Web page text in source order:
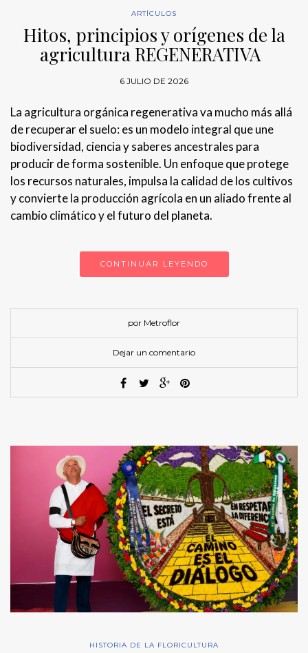
ARTÍCULOS
Hitos, principios y orígenes de la
agricultura REGENERATIVA
6 JULIO DE 2026
La agricultura orgánica regenerativa va mucho más allá
de recuperar el suelo: es un modelo integral que une
biodiversidad, ciencia y saberes ancestrales para
producir de forma sostenible. Un enfoque que protege
los recursos naturales, impulsa la calidad de los cultivos
y convierte la producción agrícola en un aliado frente al
cambio climático y el futuro del planeta.
CONTINUAR LEYENDO
por Metroflor
Dejar un comentario
HISTORIA DE LA FLORICULTURA